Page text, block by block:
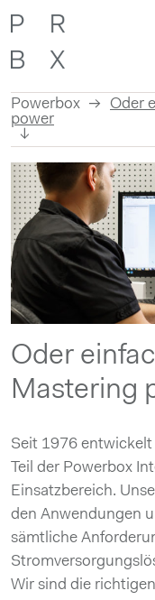
Powerbox
Oder
power
Skip
to
content
Oder
Mastering
Seit 1976
Teil der Powerbox
Einsatzbereich.
den Anwendungen
sämtliche
Wir sind die